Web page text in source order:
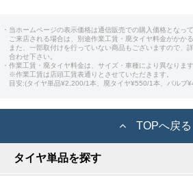
・当ホームページの表示価格は通信販売での購入価格となって
ご来店される場合は、別途作業工賃・廃タイヤ料金がかか
また、一部取付けを行っていない商品もございますので、
合わせ下さい。
・作業工賃・廃タイヤ料金は、サイズ・車種により異なります
※作業工賃は店頭工賃表通りとさせていただきます。
目安:(タイヤ単品¥2,200/1本、廃タイヤ¥550/1本、バルブ
TOPへ戻る
タイヤ単品を探す